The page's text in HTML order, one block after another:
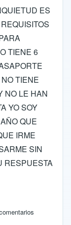
ES
TIENE 6
TIENE
NO LE HAN
YO SOY
QUE
IRME
SIN
RESPUESTA